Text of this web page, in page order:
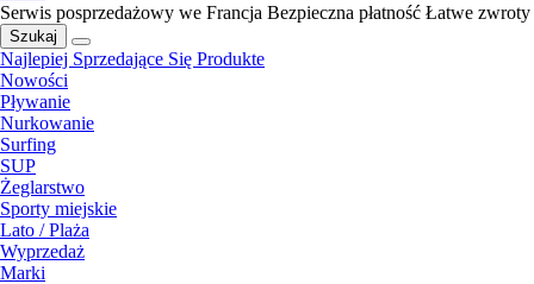
Serwis posprzedażowy we Francja Bezpieczna płatność Łatwe zwroty
Szukaj
Najlepiej Sprzedające Się Produkte
Nowości
Pływanie
Nurkowanie
Surfing
SUP
Żeglarstwo
Sporty miejskie
Lato / Plaża
Wyprzedaż
Marki